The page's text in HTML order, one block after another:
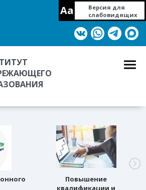
Aa
Версия для
слабовидящих
Повышение
квалификации и